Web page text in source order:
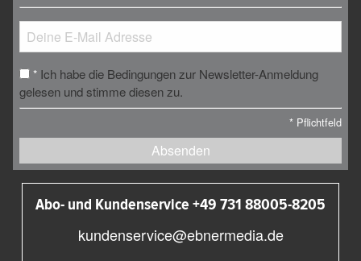
* Ich habe die Bedingungen zur Newsletter-Anmeldung
gelesen und stimme diesen zu.
* Pflichtfeld
Absenden
Abo- und Kundenservice +49 731 88005-8205
kundenservice@ebnermedia.de